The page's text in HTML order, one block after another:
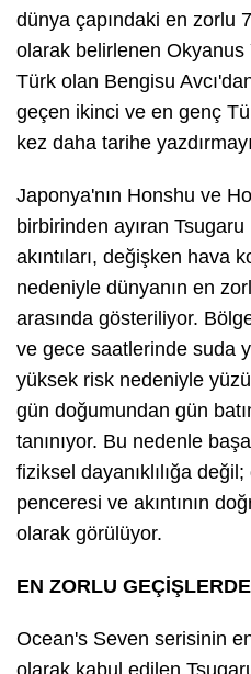
dünya çapındaki en zorlu
olarak belirlenen
Türk olan Bengisu
geçen ikinci ve en genç
kez daha tarihe
Japonya'nın Honshu ve
birbirinden ayıran
akıntıları, değişken hava
nedeniyle dünyanın en
arasında gösteriliyor.
ve gece saatlerinde suda
yüksek risk nedeniyle
gün doğumundan gün
tanınıyor. Bu nedenle
fiziksel dayanıklılığa
penceresi ve akıntının
olarak görülüyor.
EN ZORLU
Ocean's Seven serisinin